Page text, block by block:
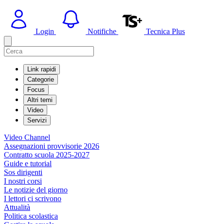
Login Notifiche Tecnica Plus
Link rapidi
Categorie
Focus
Altri temi
Video
Servizi
Video Channel
Assegnazioni provvisorie 2026
Contratto scuola 2025-2027
Guide e tutorial
Sos dirigenti
I nostri corsi
Le notizie del giorno
I lettori ci scrivono
Attualità
Politica scolastica